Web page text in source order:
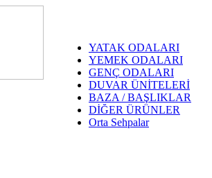
YATAK ODALARI
YEMEK ODALARI
GENÇ ODALARI
DUVAR ÜNİTELERİ
BAZA / BAŞLIKLAR
DİĞER ÜRÜNLER
Orta Sehpalar